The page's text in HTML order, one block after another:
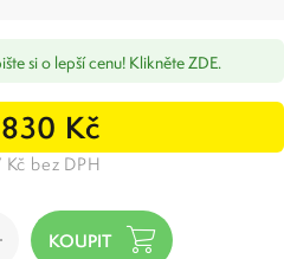
si o lepší cenu! Klikněte ZDE.
Kč
bez DPH